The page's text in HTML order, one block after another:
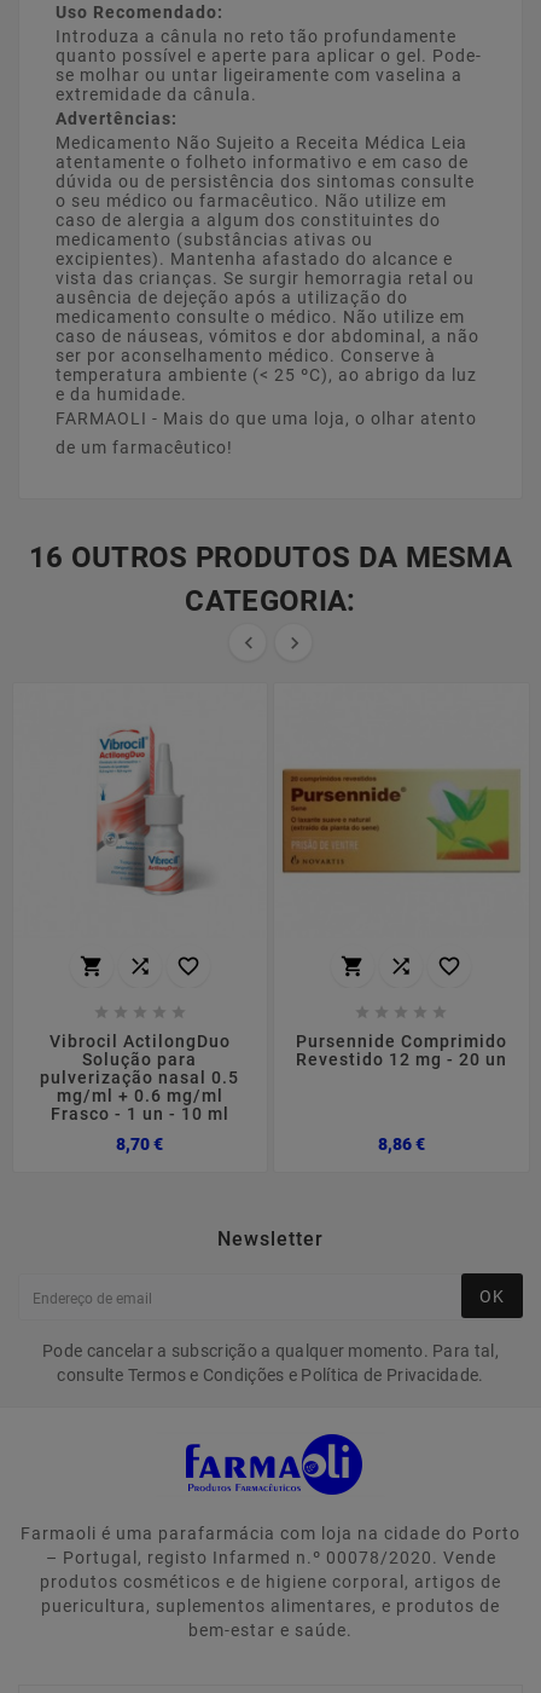
Uso Recomendado:
Introduza a cânula no reto tão profundamente
quanto possível e aperte para aplicar o gel. Pode-
se molhar ou untar ligeiramente com vaselina a
extremidade da cânula.
Advertências:
Medicamento Não Sujeito a Receita Médica Leia
atentamente o folheto informativo e em caso de
dúvida ou de persistência dos sintomas consulte
o seu médico ou farmacêutico. Não utilize em
caso de alergia a algum dos constituintes do
medicamento (substâncias ativas ou
excipientes). Mantenha afastado do alcance e
vista das crianças. Se surgir hemorragia retal ou
ausência de dejeção após a utilização do
medicamento consulte o médico. Não utilize em
caso de náuseas, vómitos e dor abdominal, a não
ser por aconselhamento médico. Conserve à
temperatura ambiente (< 25 ºC), ao abrigo da luz
e da humidade.
FARMAOLI - Mais do que uma loja, o olhar atento
de um farmacêutico!
16 OUTROS PRODUTOS DA MESMA
CATEGORIA:
 
  
    
Vibrocil ActilongDuo
Solução para
pulverização nasal 0.5
mg/ml + 0.6 mg/ml
Frasco - 1 un - 10 ml
8,70 €Preço
  
    
Pursennide Comprimido
Revestido 12 mg - 20 un
8,86 €Preço
Newsletter
OK
Pode cancelar a subscrição a qualquer momento. Para tal,
consulte Termos e Condições e Política de Privacidade.
Farmaoli é uma parafarmácia com loja na cidade do Porto
– Portugal, registo Infarmed n.º 00078/2020. Vende
produtos cosméticos e de higiene corporal, artigos de
puericultura, suplementos alimentares, e produtos de
bem-estar e saúde.